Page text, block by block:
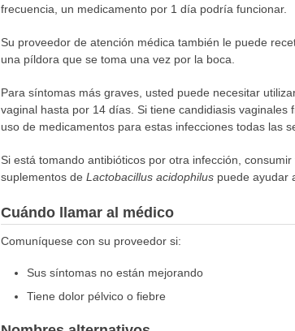
frecuencia, un medicamento por 1 día podría funcionar.
Su proveedor de atención médica también le puede
una píldora que se toma una vez por la boca.
Para síntomas más graves, usted puede necesitar
vaginal hasta por 14 días. Si tiene candidiasis
uso de medicamentos para estas infecciones todas las
Si está tomando antibióticos por otra infección,
suplementos de Lactobacillus acidophiluspuede ayudar
Cuándo llamar al médico
Comuníquese con su proveedor si:
Sus síntomas no están mejorando
Tiene dolor pélvico o fiebre